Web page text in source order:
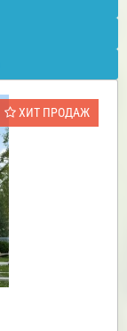
ХИТ ПРОДАЖ